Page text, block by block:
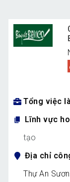
Tổng việc
Lĩnh vực
tạo
Địa chỉ
Thự An